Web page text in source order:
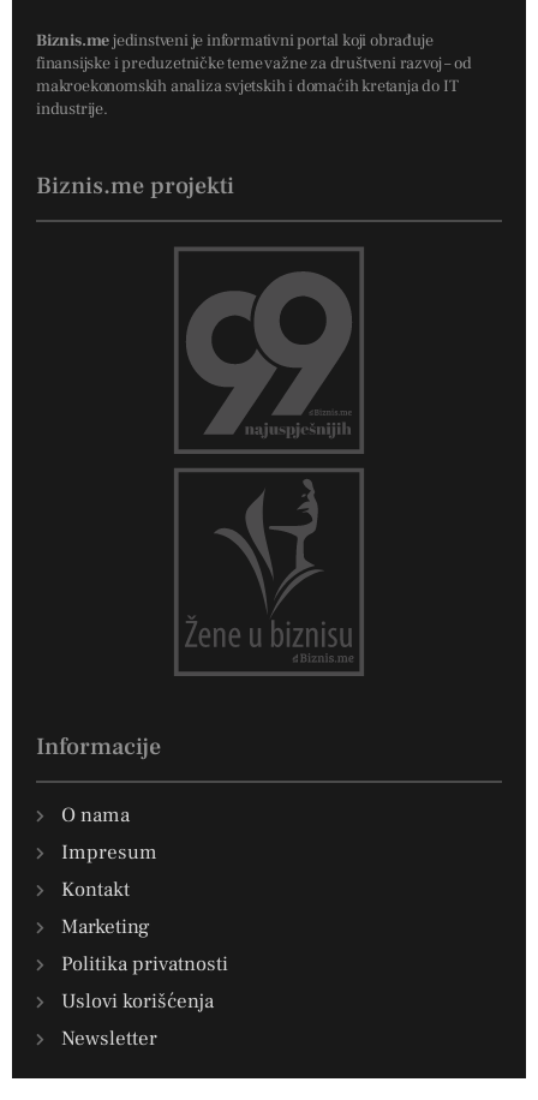
Biznis.mejedinstveni je informativni portal koji obrađuje
finansijske i preduzetničke teme važne za društveni razvoj – od
makroekonomskih analiza svjetskih i domaćih kretanja do IT
industrije.
Biznis.me projekti
Informacije
O nama
Impresum
Kontakt
Marketing
Politika privatnosti
Uslovi korišćenja
Newsletter